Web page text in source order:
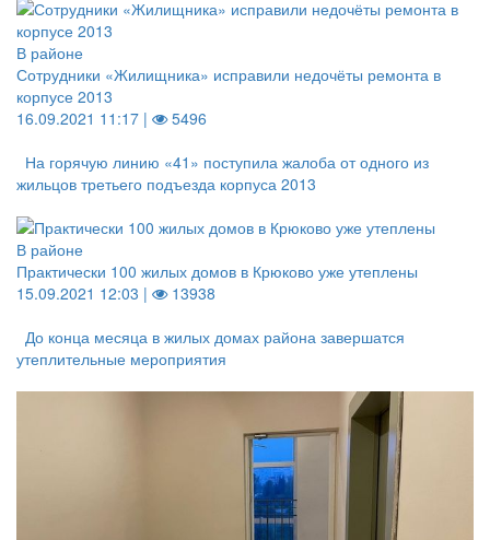
В районе
Сотрудники «Жилищника» исправили недочёты ремонта в
корпусе 2013
16.09.2021 11:17 |
5496
На горячую линию «41» поступила жалоба от одного из
жильцов третьего подъезда корпуса 2013
В районе
Практически 100 жилых домов в Крюково уже утеплены
15.09.2021 12:03 |
13938
До конца месяца в жилых домах района завершатся
утеплительные мероприятия